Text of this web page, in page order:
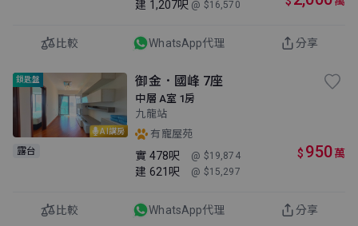
建 1,207呎 @ $16,570
比較 WhatsApp代理 分享
AI講房
鎖匙盤
露台
御金．國峰 7座
中層 A室 1房
九龍站
有寵屋苑
實 478呎 @ $19,874
建 621呎 @ $15,297
$ 950萬
比較 WhatsApp代理 分享